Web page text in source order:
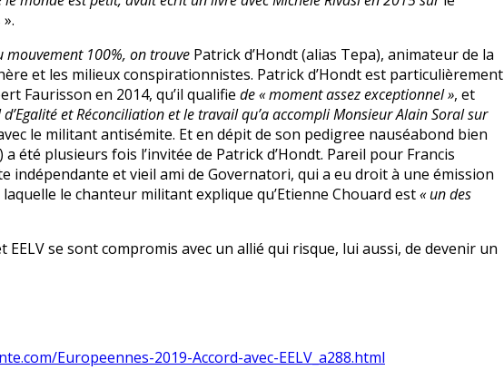
mouvement 100%, on trouve Patrick d’Hondt (alias Tepa), animateur de la
et les milieux conspirationnistes. Patrick d’Hondt est particulièrement
Faurisson en 2014, qu’il qualifie de « moment assez exceptionnel », et
et Réconciliation et le travail qu’a accompli Monsieur Alain Soral sur
le militant antisémite. Et en dépit de son pedigree nauséabond bien
été plusieurs fois l’invitée de Patrick d’Hondt. Pareil pour Francis
indépendante et vieil ami de Governatori, qui a eu droit à une émission
le chanteur militant explique qu’Etienne Chouard est« un des
se sont compromis avec un allié qui risque, lui aussi, de devenir un
Europeennes-2019-Accord-avec-EELV_a288.html